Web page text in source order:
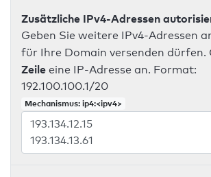
Zusätzliche IPv4-Adressen
Geben Sie weitere IPv4-Adressen
für Ihre Domain versenden dürfen.
Zeile eine IP-Adresse an. Format:
192.100.100.1/20
Mechanismus: ip4:<ipv4>